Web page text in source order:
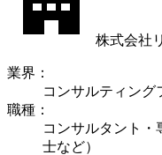
株式会社
業界 ：
コンサルティング
職種 ：
コンサルタント・
士など）